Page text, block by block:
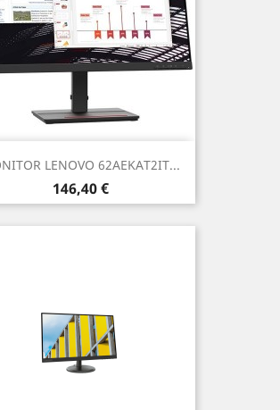
LENOVO 62AEKAT2IT...
Prezzo
146,40 €